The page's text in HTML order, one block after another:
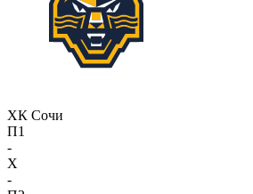
ХК Сочи
П1
-
X
-